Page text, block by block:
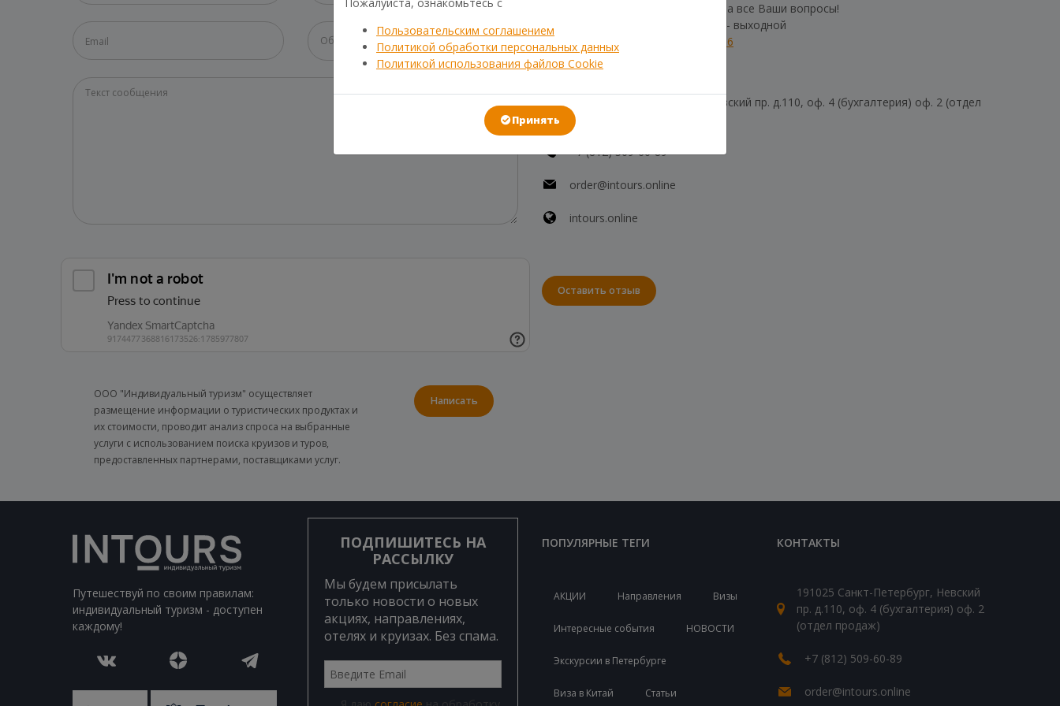
Общие вопросы
ООО "Индивидуальный туризм" осуществляет
размещение информации о туристических продуктах и
их стоимости, проводит анализ спроса на выбранные
услуги с использованием поиска круизов и туров,
предоставленных партнерами, поставщиками услуг.
Написать
Свяжитесь с нами и мы ответим на все Ваши вопросы!
Часы работы: Пн-Пт 10-19 ; Сб-Вс - выходной
Реестр туроператоров РТО 001106
КОНТАКТЫ
191025 Санкт-Петербург, Невский пр. д.110, оф. 4 (бухгалтерия) оф. 2 (отдел
продаж)
+7 (812) 509-60-89
order@intours.online
intours.online
Оставить отзыв
Путешествуй по своим правилам:
индивидуальный туризм - доступен
каждому!
ПОДПИШИТЕСЬ НА
РАССЫЛКУ
Мы будем присылать
только новости о новых
акциях, направлениях,
отелях и круизах. Без спама.
ПОПУЛЯРНЫЕ ТЕГИ
АКЦИИ Направления Визы
Интересные события НОВОСТИ
Экскурсии в Петербурге
Виза в Китай Статьи
КОНТАКТЫ
191025 Санкт-Петербург, Невский
пр. д.110, оф. 4 (бухгалтерия) оф. 2
(отдел продаж)
+7 (812) 509-60-89
order@intours.online
Пользовательским соглашением
Политикой обработки персональных данных
Политикой использования файлов Cookie
Принять